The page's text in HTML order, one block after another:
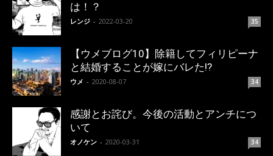
は！？
レンジ - 2022-03-20 35
【ウメブログ10】除籍してフィリピーナ
と結婚することが嫁にバレた!?
ウメ - 2020-08-07 34
感謝とお詫び。今後の活動とアンチにつ
いて
オノケン - 2020-03-31 34